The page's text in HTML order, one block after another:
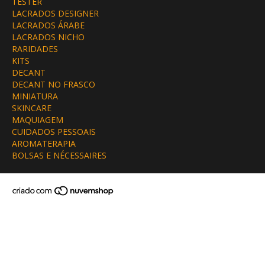
LACRADOS DESIGNER
LACRADOS ÁRABE
LACRADOS NICHO
RARIDADES
KITS
DECANT
DECANT NO FRASCO
MINIATURA
SKINCARE
MAQUIAGEM
CUIDADOS PESSOAIS
AROMATERAPIA
BOLSAS E NÉCESSAIRES